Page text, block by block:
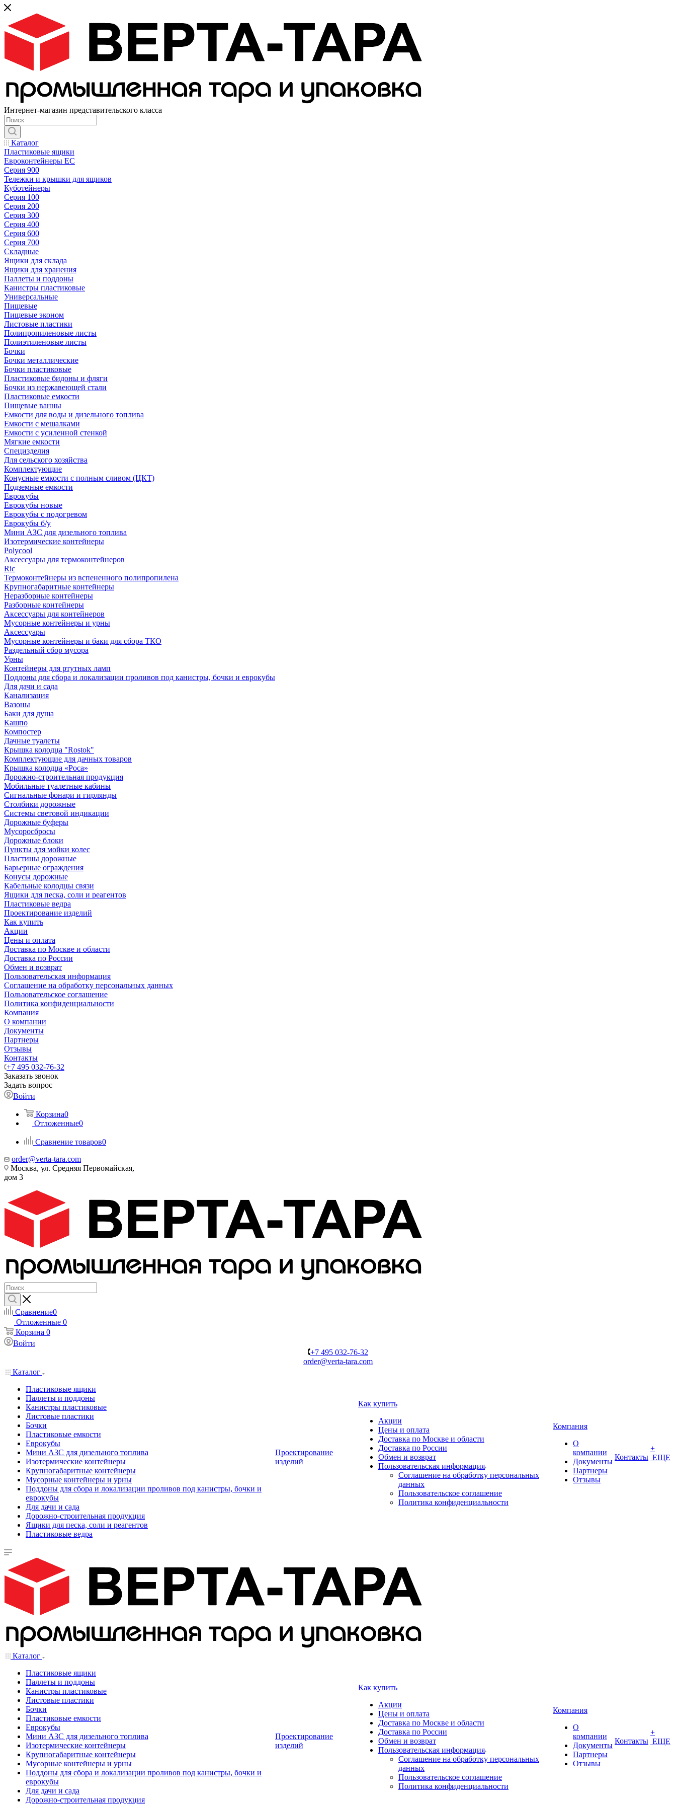
Интернет-магазин представительского класса
Каталог
Пластиковые ящики
Евроконтейнеры ЕС
Серия 900
Тележки и крышки для ящиков
Куботейнеры
Серия 100
Серия 200
Серия 300
Серия 400
Серия 600
Серия 700
Складные
Ящики для склада
Ящики для хранения
Паллеты и поддоны
Канистры пластиковые
Универсальные
Пищевые
Пищевые эконом
Листовые пластики
Полипропиленовые листы
Полиэтиленовые листы
Бочки
Бочки металлические
Бочки пластиковые
Пластиковые бидоны и фляги
Бочки из нержавеющей стали
Пластиковые емкости
Пищевые ванны
Емкости для воды и дизельного топлива
Емкости с мешалками
Емкости с усиленной стенкой
Мягкие емкости
Специзделия
Для сельского хозяйства
Комплектующие
Конусные емкости с полным сливом (ЦКТ)
Подземные емкости
Еврокубы
Еврокубы новые
Еврокубы с подогревом
Еврокубы б/у
Мини АЗС для дизельного топлива
Изотермические контейнеры
Polycool
Аксессуары для термоконтейнеров
Ric
Термоконтейнеры из вспененного полипропилена
Крупногабаритные контейнеры
Неразборные контейнеры
Разборные контейнеры
Аксессуары для контейнеров
Мусорные контейнеры и урны
Аксессуары
Мусорные контейнеры и баки для сбора ТКО
Раздельный сбор мусора
Урны
Контейнеры для ртутных ламп
Поддоны для сбора и локализации проливов под канистры, бочки и еврокубы
Для дачи и сада
Канализация
Вазоны
Баки для душа
Кашпо
Компостер
Дачные туалеты
Крышка колодца "Rostok"
Комплектующие для дачных товаров
Крышка колодца «Роса»
Дорожно-строительная продукция
Мобильные туалетные кабины
Сигнальные фонари и гирлянды
Столбики дорожные
Системы световой индикации
Дорожные буферы
Мусоросбросы
Дорожные блоки
Пункты для мойки колес
Пластины дорожные
Барьерные ограждения
Конусы дорожные
Кабельные колодцы связи
Ящики для песка, соли и реагентов
Пластиковые ведра
Проектирование изделий
Как купить
Акции
Цены и оплата
Доставка по Москве и области
Доставка по России
Обмен и возврат
Пользовательская информация
Соглашение на обработку персональных данных
Пользовательское соглашение
Политика конфиденциальности
Компания
О компании
Документы
Партнеры
Отзывы
Контакты
+7 495 032-76-32
Заказать звонок
Задать вопрос
Войти
Корзина0
Отложенные0
Сравнение товаров0
order@verta-tara.com
Москва, ул. Средняя Первомайская,
дом 3
Сравнение0
Отложенные 0
Корзина 0
Войти
+7 495 032-76-32
order@verta-tara.com
Каталог
Пластиковые ящики
Паллеты и поддоны
Канистры пластиковые
Листовые пластики
Бочки
Пластиковые емкости
Еврокубы
Мини АЗС для дизельного топлива
Изотермические контейнеры
Крупногабаритные контейнеры
Мусорные контейнеры и урны
Поддоны для сбора и локализации проливов под канистры, бочки и
еврокубы
Для дачи и сада
Дорожно-строительная продукция
Ящики для песка, соли и реагентов
Пластиковые ведра
Проектирование
изделий
Как купить
Акции
Цены и оплата
Доставка по Москве и области
Доставка по России
Обмен и возврат
Пользовательская информация
Соглашение на обработку персональных
данных
Пользовательское соглашение
Политика конфиденциальности
Компания
О
компании
Документы
Партнеры
Отзывы
Контакты
+
ЕЩЕ
Каталог
Пластиковые ящики
Паллеты и поддоны
Канистры пластиковые
Листовые пластики
Бочки
Пластиковые емкости
Еврокубы
Мини АЗС для дизельного топлива
Изотермические контейнеры
Крупногабаритные контейнеры
Мусорные контейнеры и урны
Поддоны для сбора и локализации проливов под канистры, бочки и
еврокубы
Для дачи и сада
Дорожно-строительная продукция
Проектирование
изделий
Как купить
Акции
Цены и оплата
Доставка по Москве и области
Доставка по России
Обмен и возврат
Пользовательская информация
Соглашение на обработку персональных
данных
Пользовательское соглашение
Политика конфиденциальности
Компания
О
компании
Документы
Партнеры
Отзывы
Контакты
+
ЕЩЕ